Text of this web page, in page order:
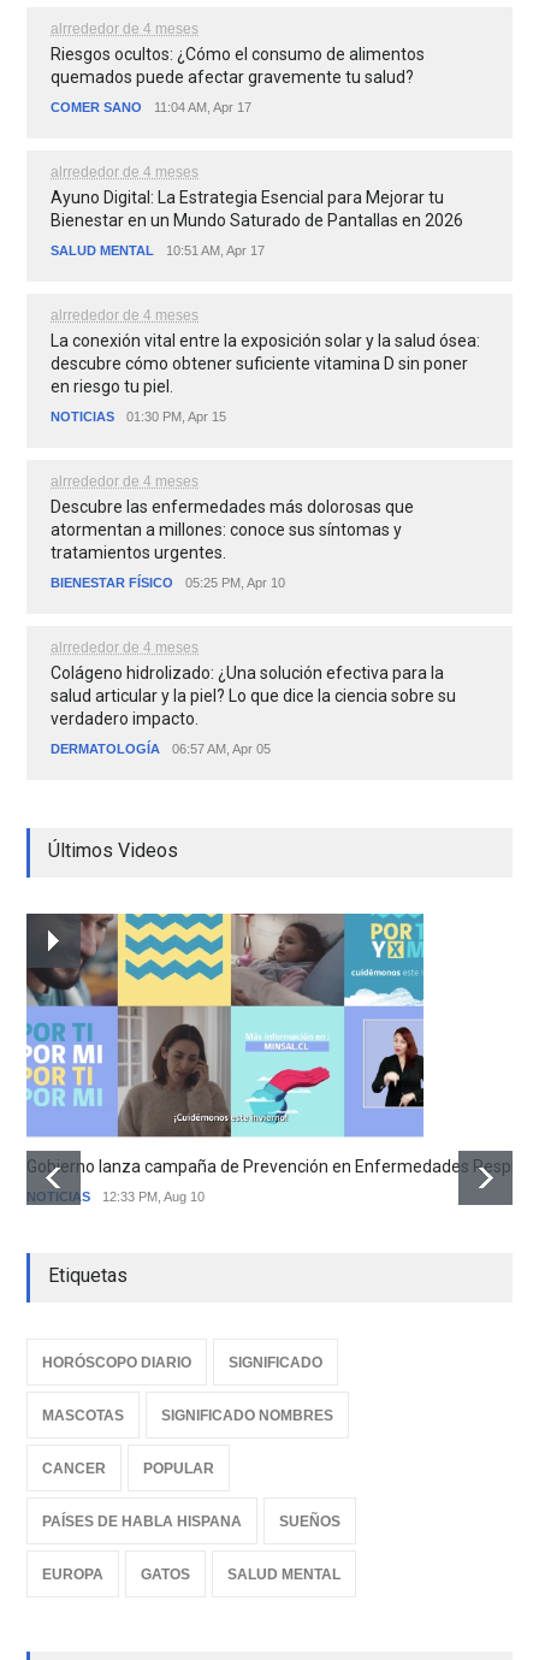
alrrededor de 4 meses
Riesgos ocultos: ¿Cómo el consumo de alimentos
quemados puede afectar gravemente tu salud?
COMER SANO 11:04 AM, Apr 17
alrrededor de 4 meses
Ayuno Digital: La Estrategia Esencial para Mejorar tu
Bienestar en un Mundo Saturado de Pantallas en 2026
SALUD MENTAL 10:51 AM, Apr 17
alrrededor de 4 meses
La conexión vital entre la exposición solar y la salud ósea:
descubre cómo obtener suficiente vitamina D sin poner
en riesgo tu piel.
NOTICIAS 01:30 PM, Apr 15
alrrededor de 4 meses
Descubre las enfermedades más dolorosas que
atormentan a millones: conoce sus síntomas y
tratamientos urgentes.
BIENESTAR FÍSICO 05:25 PM, Apr 10
alrrededor de 4 meses
Colágeno hidrolizado: ¿Una solución efectiva para la
salud articular y la piel? Lo que dice la ciencia sobre su
verdadero impacto.
DERMATOLOGÍA 06:57 AM, Apr 05
Últimos Videos
Gobierno lanza campaña de Prevención en Enfermedades
NOTICIAS 12:33 PM, Aug 10
Etiquetas
HORÓSCOPO DIARIO SIGNIFICADO
MASCOTAS SIGNIFICADO NOMBRES
CANCER POPULAR
PAÍSES DE HABLA HISPANA SUEÑOS
EUROPA GATOS SALUD MENTAL